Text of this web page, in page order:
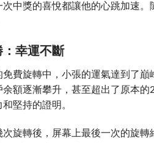
次中獎的喜悅都讓他的心跳加速
：幸運不斷
免費旋轉中，小張的運氣達到了
余額逐漸攀升，甚至超出了原本
堅持的證明。
次旋轉後，屏幕上最後一次的旋